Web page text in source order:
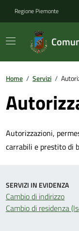
Regione Piemonte
Home / Servizi /
Autorizzazioni,
carrabili e prestito di
SERVIZI IN EVIDENZA
Cambio di indirizzo
Cambio di residenza